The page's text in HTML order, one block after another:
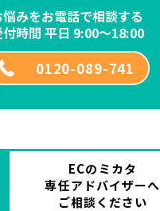
悩みをお電話で相談する
付時間 平日 9:00～18:00
0120-089-741
ECのミカタ
専任アドバイザーへ
ご相談ください